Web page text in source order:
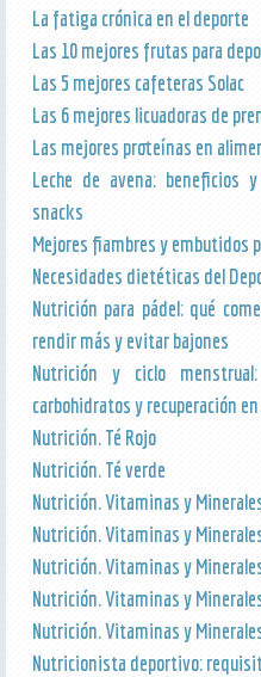
La fatiga crónica en el deporte
Las 10 mejores frutas para
Las 5 mejores cafeteras Solac
Las 6 mejores licuadoras de
Las mejores proteínas en
Leche de avena: beneficios
snacks
Mejores fiambres y embutidos
Necesidades dietéticas del
Nutrición para pádel: qué
rendir más y evitar bajones
Nutrición y ciclo
carbohidratos y recuperación
Nutrición. Té Rojo
Nutrición. Té verde
Nutrición. Vitaminas y
Nutrición. Vitaminas y
Nutrición. Vitaminas y
Nutrición. Vitaminas y
Nutrición. Vitaminas y
Nutricionista deportivo: